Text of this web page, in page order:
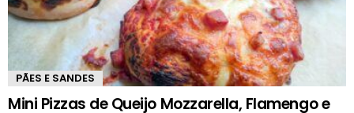
PÃES E SANDES
Mini Pizzas de Queijo Mozzarella, Flamengo e